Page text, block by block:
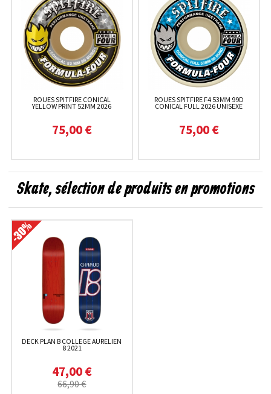
ROUES SPITFIRE CONICAL
YELLOW PRINT 52MM 2026
75,00 €
ROUES SPITFIRE F4 53MM 99D
CONICAL FULL 2026 UNISEXE
75,00 €
Skate, sélection de produits en promotions
DECK PLAN B COLLEGE AURELIEN
8 2021
47,00 €
66,90 €